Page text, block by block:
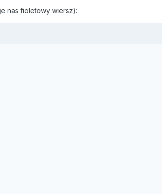
nas fioletowy wiersz):